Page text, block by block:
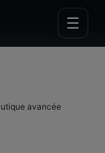
avancée
☰